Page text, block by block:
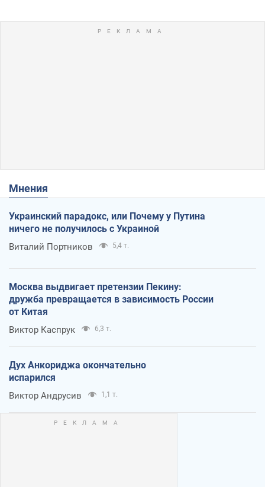
Мнения
Украинский парадокс, или Почему у Путина
ничего не получилось с Украиной
Виталий Портников 5,4 т.
Москва выдвигает претензии Пекину:
дружба превращается в зависимость России
от Китая
Виктор Каспрук 6,3 т.
Дух Анкориджа окончательно
испарился
Виктор Андрусив 1,1 т.